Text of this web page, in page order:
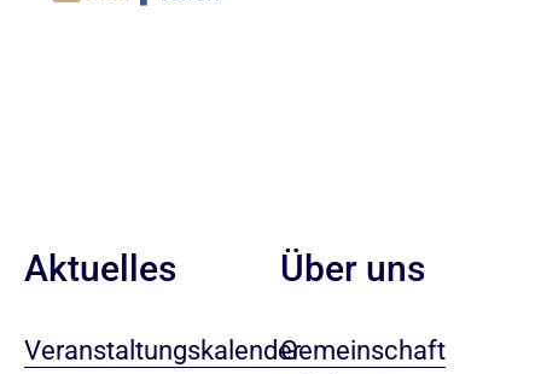
Aktuelles
Veranstaltungskalender
Über uns
Gemeinschaft